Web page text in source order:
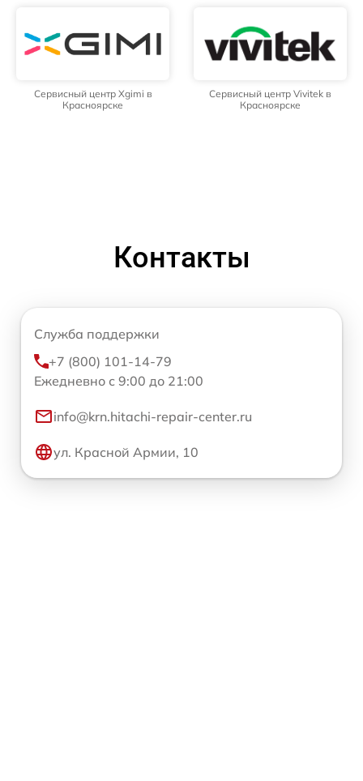
Сервисный центр Xgimi в
Красноярске
Сервисный центр Vivitek в
Красноярске
Контакты
Служба поддержки
+7 (800) 101-14-79
Ежедневно с 9:00 до 21:00
info@krn.hitachi-repair-center.ru
ул. Красной Армии, 10